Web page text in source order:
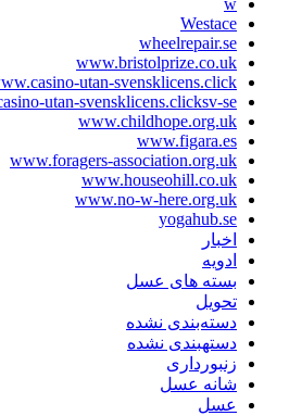
w
Westace
wheelrepair.se
www.bristolprize.co.uk
utan-svensklicens.click
utan-svensklicens.clicksv-se
www.childhope.org.uk
www.figara.es
www.foragers-association.org.uk
www.houseohill.co.uk
www.no-w-here.org.uk
yogahub.se
اخبار
ادویه
بسته های عسل
تحویل
دسته‌بندی نشده
دستهبندی نشده
زنبورداری
شانه عسل
عسل